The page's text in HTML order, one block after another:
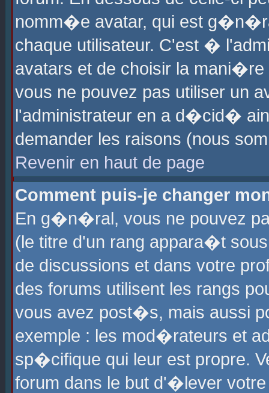
nomm�e avatar, qui est
chaque utilisateur. C'est �
avatars et de choisir la
vous ne pouvez pas utiliser un
l'administrateur en a d�cid�
demander les raisons (nous
Revenir en haut de page
Comment puis-je changer
En g�n�ral, vous ne pouvez
(le titre d'un rang appara�t
de discussions et dans votre
des forums utilisent les rangs
vous avez post�s, mais aussi
exemple : les mod�rateurs et
sp�cifique qui leur est propre.
forum dans le but d'�lever